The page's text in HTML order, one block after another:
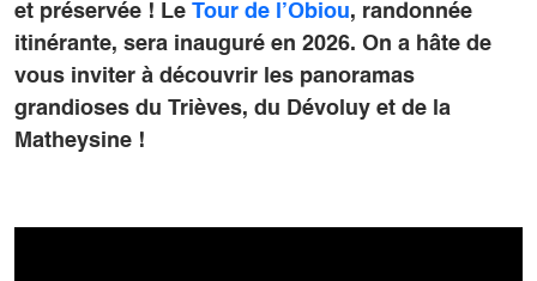
et préservée ! Le Tour de l’Obiou, randonnée
itinérante, sera inauguré en 2026. On a hâte de
vous inviter à découvrir les panoramas
grandioses du Trièves, du Dévoluy et de la
Matheysine !